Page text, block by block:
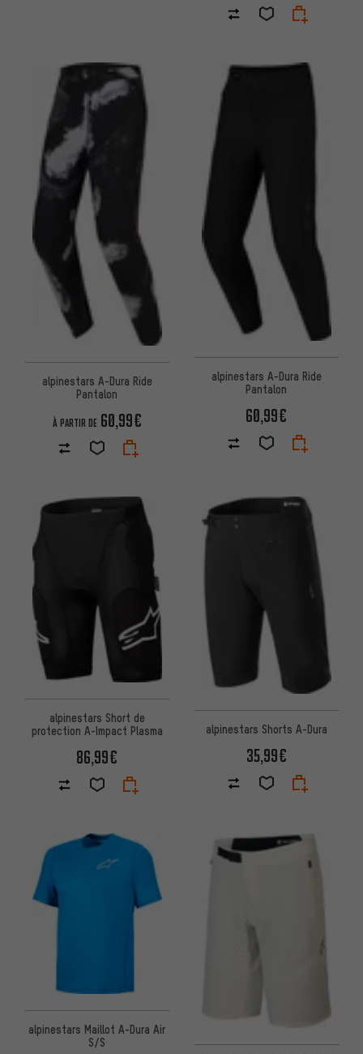
alpinestars A-Dura Ride
Pantalon
À PARTIR DE 60,99€
alpinestars A-Dura Ride
Pantalon
60,99€
alpinestars Short de
protection A-Impact Plasma
86,99€
alpinestars Shorts A-Dura
35,99€
alpinestars Maillot A-Dura Air
S/S